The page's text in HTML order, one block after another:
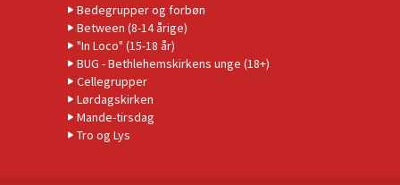
Bedegrupper og forbøn
Between (8-14 årige)
"In Loco" (15-18 år)
BUG - Bethlehemskirkens unge (18+)
Cellegrupper
Lørdagskirken
Mande-tirsdag
Tro og Lys